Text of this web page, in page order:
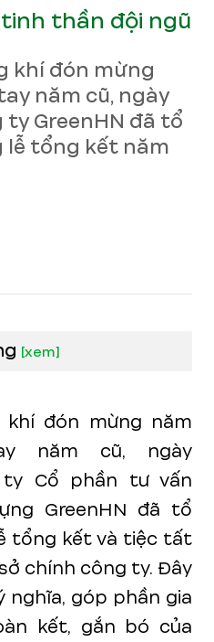
thần đội ngũ
khí đón mừng
năm cũ, ngày
GreenHN đã tổ
tổng kết năm
[xem]
khí đón mừng năm
năm cũ, ngày
ty Cổ phần tư vấn
GreenHN đã tổ
tổng kết và tiệc tất
chính công ty. Đây
góp phần gia
kết, gắn bó của